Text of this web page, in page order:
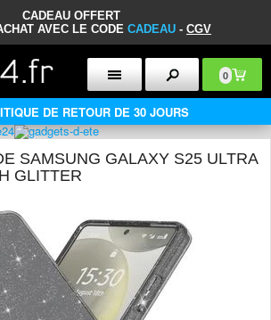
CADEAU OFFERT
AVEC LE CODE CADEAU - CGV
0
DE RETOUR DE 30 JOURS
SAMSUNG GALAXY S25 ULTRA
GLITTER